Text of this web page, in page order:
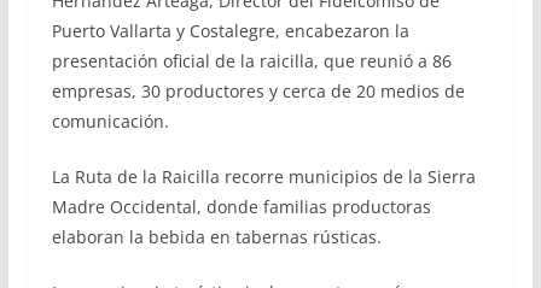
Puerto Vallarta y Costalegre, encabezaron la
presentación oficial de la raicilla, que reunió a 86
empresas, 30 productores y cerca de 20 medios de
comunicación.
La Ruta de la Raicilla recorre municipios de la Sierra
Madre Occidental, donde familias productoras
elaboran la bebida en tabernas rústicas.